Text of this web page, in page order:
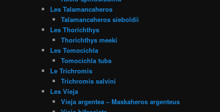
Les Talamancaheros
Talamancaheros sieboldii
Les Thorichthys
Thorichthys meeki
Les Tomocichla
Tomocichla tuba
Le Trichromis
Trichromis salvini
Les Vieja
Vieja argentea – Maskaheros argenteus